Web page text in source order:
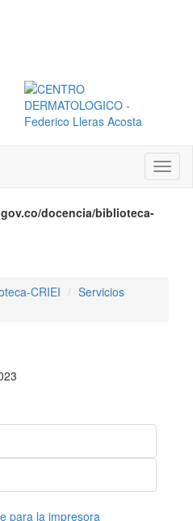
Menú
docencia/biblioteca-
CRIEI
Servicios